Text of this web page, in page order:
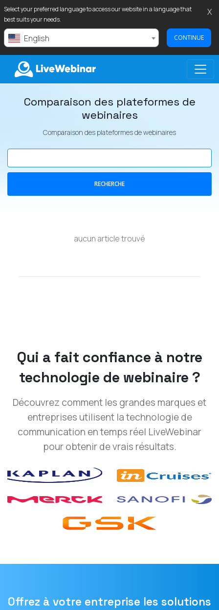
Select your preferred language to access our website in a language that
best suits your needs.
English CONTINUE
X
LIVEWEBINAR.COM
Comparaison des plateformes de
webinaires
Comparaison des plateformes de webinaires
RECHERCHE
aucun article trouvé
Qui a fait confiance à notre
technologie de webinaire ?
Découvrez comment les grandes marques et
entreprises utilisent la technologie de
communication en temps réel LiveWebinar
pour obtenir de vrais résultats.
Offrez à votre entreprise les solutions